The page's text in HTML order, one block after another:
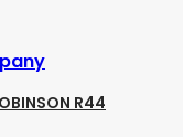
R44